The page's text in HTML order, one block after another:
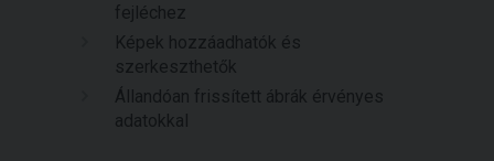
fejléchez
Képek hozzáadhatók és
szerkeszthetők
Állandóan frissített ábrák érvényes
adatokkal